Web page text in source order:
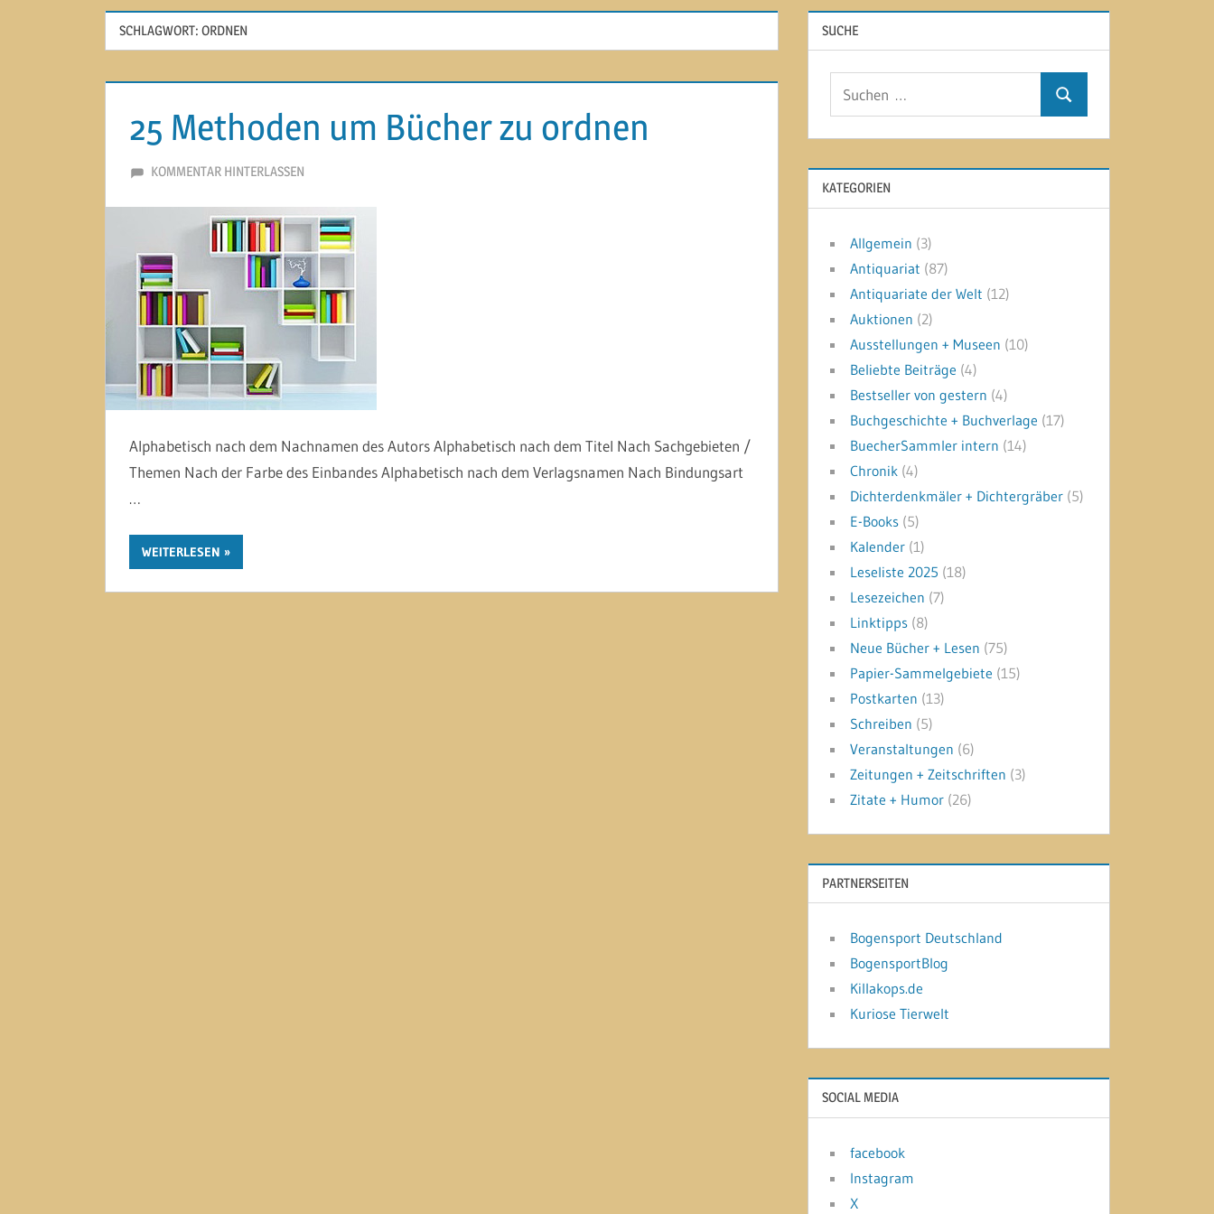
SCHLAGWORT: ORDNEN
25 Methoden um Bücher zu ordnen
11. MÄRZ 2015
MARTINA BERG
KOMMENTAR HINTERLASSEN
Alphabetisch nach dem Nachnamen des Autors Alphabetisch nach dem Titel Nach Sachgebieten /
Themen Nach der Farbe des Einbandes Alphabetisch nach dem Verlagsnamen Nach Bindungsart
…
WEITERLESEN
SUCHE
Suchen
KATEGORIEN
Allgemein (3)
Antiquariat (87)
Antiquariate der Welt (12)
Auktionen (2)
Ausstellungen + Museen (10)
Beliebte Beiträge (4)
Bestseller von gestern (4)
Buchgeschichte + Buchverlage (17)
BuecherSammler intern (14)
Chronik (4)
Dichterdenkmäler + Dichtergräber (5)
E-Books (5)
Kalender (1)
Leseliste 2025 (18)
Lesezeichen (7)
Linktipps (8)
Neue Bücher + Lesen (75)
Papier-Sammelgebiete (15)
Postkarten (13)
Schreiben (5)
Veranstaltungen (6)
Zeitungen + Zeitschriften (3)
Zitate + Humor (26)
PARTNERSEITEN
Bogensport Deutschland
BogensportBlog
Killakops.de
Kuriose Tierwelt
SOCIAL MEDIA
facebook
Instagram
X